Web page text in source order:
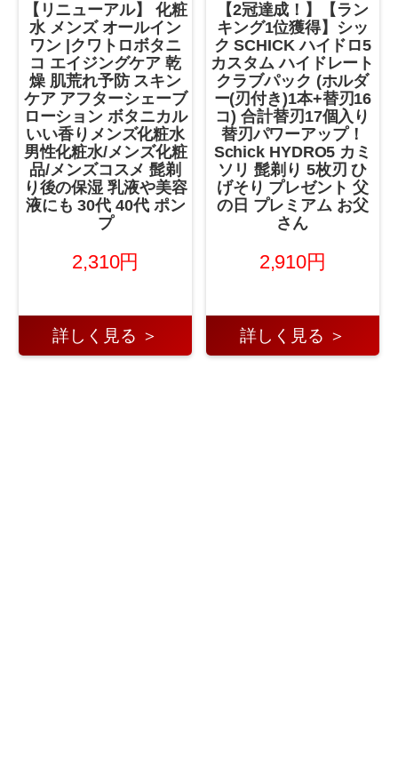
【リニューアル】 化粧
水 メンズ オールイン
ワン |クワトロボタニ
コ エイジングケア 乾
燥 肌荒れ予防 スキン
ケア アフターシェーブ
ローション ボタニカル
いい香りメンズ化粧水
男性化粧水/メンズ化粧
品/メンズコスメ 髭剃
り後の保湿 乳液や美容
液にも 30代 40代 ポン
プ
2,310円
詳しく見る ＞
【2冠達成！】【ラン
キング1位獲得】シッ
ク SCHICK ハイドロ5
カスタム ハイドレート
クラブパック (ホルダ
ー(刃付き)1本+替刃16
コ) 合計替刃17個入り
替刃パワーアップ！
Schick HYDRO5 カミ
ソリ 髭剃り 5枚刃 ひ
げそり プレゼント 父
の日 プレミアム お父
さん
2,910円
詳しく見る ＞